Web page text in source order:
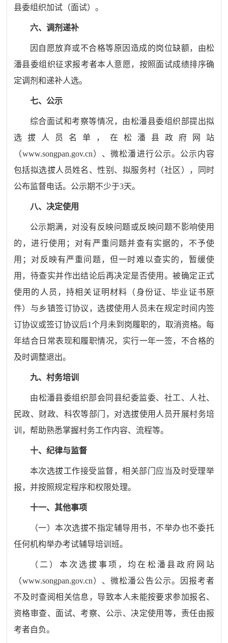
县委组织加试（面试）。
六、调剂递补
因自愿放弃或不合格等原因 造成的岗位缺额，由松
潘县委组织征求报考者本人意愿，按照面试成绩排序确
定调剂和递补人选。
七、公示
综合面试和考察等情况，由松潘县委组织部提出拟
选拔人员名单，在 松潘 县 政府
网站
（www.songpan.gov.cn）、微松潘进行公示。公示内容
包括拟选拔人员姓名、性别、拟服务村（社区），同时
公布监督电话。公示期不少于3天。
八、决定使用
公示期满，对没有反映问题或反映问题不影响使用
的，进行使用 ；对有严重问题并查有实据的，不予使
用 ；
对反映有严重问题，但一时难以查实的，暂缓使
用，待查实并作出结论后再决定是否使用。被确定正式
使用的人员，持相关证明材料（身份证、毕业证书原
件）与乡镇签订协议，选拔使用人员未在规定时间内签
订协议或签订协议后1个月未到岗履职的，取消资格。 每
年结合日常表现和履职情况，实行一年一签，不合格的
及时调整退出。
九、村务培训
由松潘县委组织部会同县纪委监委、社工、人社、
民政、财政、科农等部门
，对选拔使用人员开展村务培
训，帮助熟悉掌握村务工作内容、流程等。
十、纪律与监督
本次选拔工作接受监督，相关部门应当及时受理举
报，并按照规定程序和权限处理。
十一、其他事项
（一）本次选拔不指定辅导用书，不举办也不委托
任何机构举办考试辅导培训班。
（二）本次选拔事项，均在 松潘 县政府 网站
（www.songpan.gov.cn）、微松潘公告公示。因报考者
不及时查阅相关信息，导致本人未能按要求参加报名、
资格审查、面试、考察、公示、决定使用等，责任由报
考者自负。